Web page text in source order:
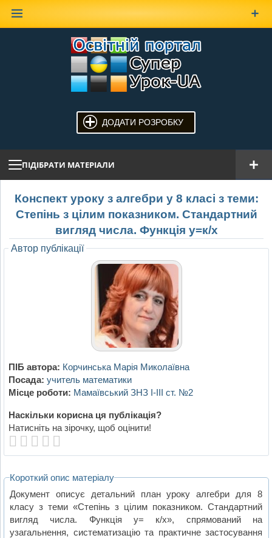
ДОДАТИ РОЗРОБКУ
ПІДІБРАТИ МАТЕРІАЛИ
Конспект уроку з алгебри у 8 класі з теми:
Степінь з цілим показником. Стандартний
вигляд числа. Функція у=к/х
Автор публікації
ПІБ автора: Корчинська Марія Миколаївна
Посада: учитель математики
Місце роботи: Мамаївський ЗНЗ І-ІІІ ст. №2
Наскільки корисна ця публікація?
Натисніть на зірочку, щоб оцінити!
Короткий опис матеріалу
Документ описує детальний план уроку алгебри для 8
класу з теми «Степінь з цілим показником. Стандартний
вигляд числа. Функція у= к/х», спрямований на
узагальнення, систематизацію та практичне застосування